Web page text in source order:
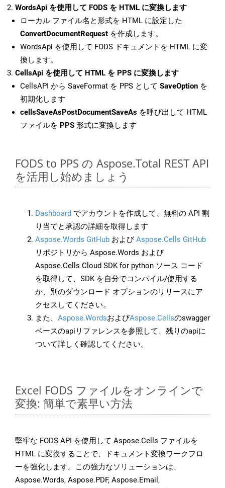
WordsApi を使用して FODS を HTML に変換します
ローカル ファイル名と形式を HTML に設定した
ConvertDocumentRequest を作成します。
WordsApi を使用して FODS ドキュメントを HTML に変
換します。
CellsApi を使用して HTML を PPS に変換します
CellsAPI から SaveFormat を PPS として SaveOption を
初期化します
cellsSaveAsPostDocumentSaveAs を呼び出して HTML
ファイルを PPS 形式に変換します
FODS to PPS の Aspose.Total REST API
を活用し始めましょう
Dashboard でアカウントを作成して、無料の API 割
り当てと承認の詳細を取得します
Aspose.Words GitHub およびAspose.Cells GitHub
リポジトリから Aspose.Words および
Aspose.Cells Cloud SDK for python ソース コード
を取得して、SDK を自分でコンパイル/使用する
か、別のダウンロード オプションのリリースにア
クセスしてください。
また、 Aspose.WordsおよびAspose.Cellsのswagger
ベースのapiリファレンスを参照して、残りのapiに
ついて詳しく確認してください。
Excel FODS ファイルをオンラインで
変換: 簡単で素早い方法
堅牢な FODS API を使用して Aspose.Cells ファイルを
HTML に変換することで、ドキュメント変換ワークフロ
ーを強化します。この強力なソリューションは、
Aspose.Words, Aspose.PDF, Aspose.Email,